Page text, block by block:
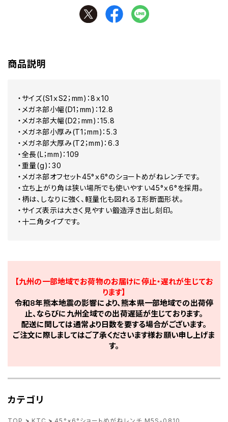
商品説明
・サイズ(S1ｘS2；mm)：8ｘ10
・メガネ部小幅(D1；mm)：12.8
・メガネ部大幅(D2；mm)：15.8
・メガネ部小厚み(T1；mm)：5.3
・メガネ部大厚み(T2；mm)：6.3
・全長(L；mm)：109
・重量(g)：30
・メガネ部オフセット45°ｘ6°のショートめがねレンチです。
・立ち上がり角は狭い場所でも使いやすい45°ｘ6°を採用。
・柄は、しなりに強く、軽量化も図れるＩ形断面形状。
・サイズ表示は大きく見やすい鍛造浮き出し刻印。
・十二角タイプです。
【九州の一部地域でお荷物のお届けに停止・遅れが生じてお
ります】
令和8年熊本地震の影響により、熊本県一部地域での出荷停
止、ならびに九州全域での出荷遅延が生じております。
配送に関しては通常より日数を要する場合がございます。
ご注文に際しましてはご了承くださいます様お願い申し上げま
す。
カテゴリ